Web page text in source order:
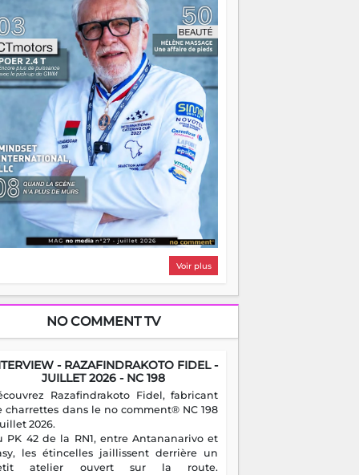
on pourrait s'arrêter là, applaudir et
chez soi satisfait. Mais ce serait
à côté d'une chose essentielle. La
ça brûle fort — et parfois, ça brûle
Une flamme sans direction peut
autant qu'elle peut consumer. C'est
que les aînés entrent en scène — pas
reprendre le gouvernail, mais pour
où sont les récifs. Les jeunes ont la
les vieux ont l'expérience, comme on
Ce n'est pas un combat de générations
c'est une question d'équipage. Partagez
réussites, mais aussi vos échecs. Surtout
échecs, d'ailleurs — ils enseignent
que n'importe quel manuel. À
la barque avance. Il faut juste
que tout le monde rame dans le
Voir plus
NO COMMENT TV
- RAZAFINDRAKOTO FIDEL -
JUILLET 2026 - NC 198
Razafindrakoto Fidel, fabricant
charrettes dans le no comment® NC 198
2026.
PK 42 de la RN1, entre Antananarivo et
les étincelles jaillissent derrière un
atelier ouvert sur la route.